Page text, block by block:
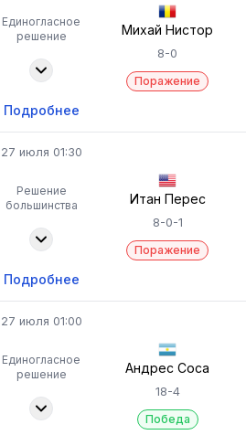
Единогласное
решение
Михай Нистор
8-0
Поражение
Подробнее
27 июля 01:30
Решение
большинства
Итан Перес
8-0-1
Поражение
Подробнее
27 июля 01:00
Единогласное
решение
Андрес Соса
18-4
Победа